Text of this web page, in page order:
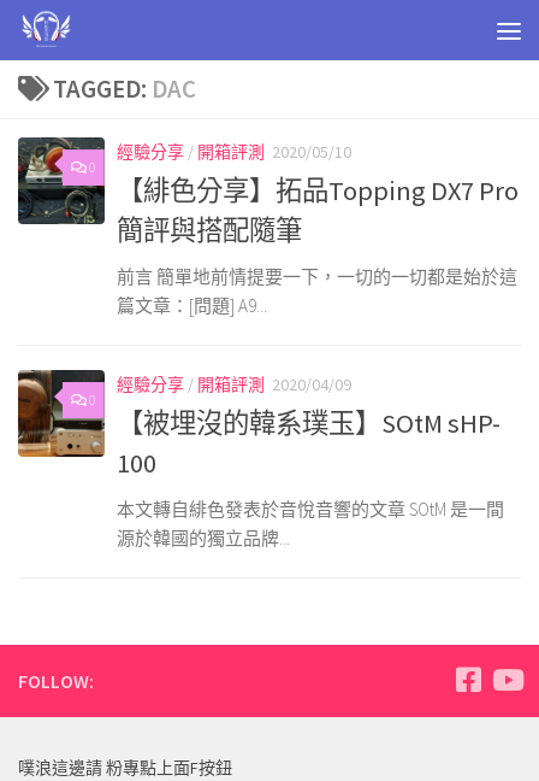
Skip to content
TAGGED: DAC
0
經驗分享 / 開箱評測 2020/05/10
【緋色分享】拓品Topping DX7 Pro
簡評與搭配隨筆
前言 簡單地前情提要一下，一切的一切都是始於這
篇文章：[問題] A9...
0
經驗分享 / 開箱評測 2020/04/09
【被埋沒的韓系璞玉】SOtM sHP-
100
本文轉自緋色發表於音悅音響的文章 SOtM 是一間
源於韓國的獨立品牌...
FOLLOW:
噗浪這邊請 粉專點上面F按鈕